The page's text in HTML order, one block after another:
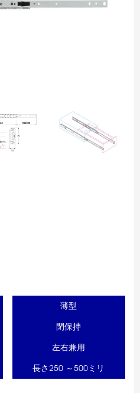
薄型
閉保持
左右兼用
長さ250 ～500ミリ